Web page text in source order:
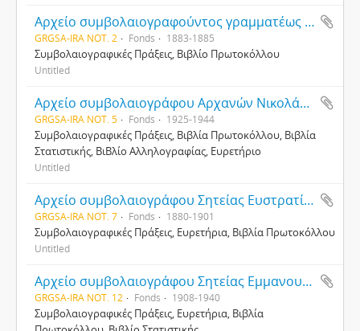
Αρχείο συμβολαιογραφούντος γραμματέως Ειρηνοδικείου Τεμένους Στυλιανού Πετράκη
GRGSA-IRA NOT. 2 Fonds 1883-1885
Συμβολαιογραφικές Πράξεις, Βιβλίο Πρωτοκόλλου
Untitled
Αρχείο συμβολαιογράφου Αρχανών Νικολάου Α. Μαυρογιάννη
GRGSA-IRA NOT. 5 Fonds 1925-1944
Συμβολαιογραφικές Πράξεις, Βιβλία Πρωτοκόλλου, Βιβλία
Στατιστικής, ΒιΒλίο Αλληλογραφίας, Ευρετήριο
Untitled
Αρχείο συμβολαιογράφου Σητείας Ευστρατίου Π. Βουρδουμπάκη
GRGSA-IRA NOT. 7 Fonds 1880-1901
Συμβολαιογραφικές Πράξεις, Ευρετήρια, Βιβλία Πρωτοκόλλου
Untitled
Αρχείο συμβολαιογράφου Σητείας Εμμανουήλ Αγγελάκη
GRGSA-IRA NOT. 12 Fonds 1908-1940
Συμβολαιογραφικές Πράξεις, Ευρετήρια, Βιβλία